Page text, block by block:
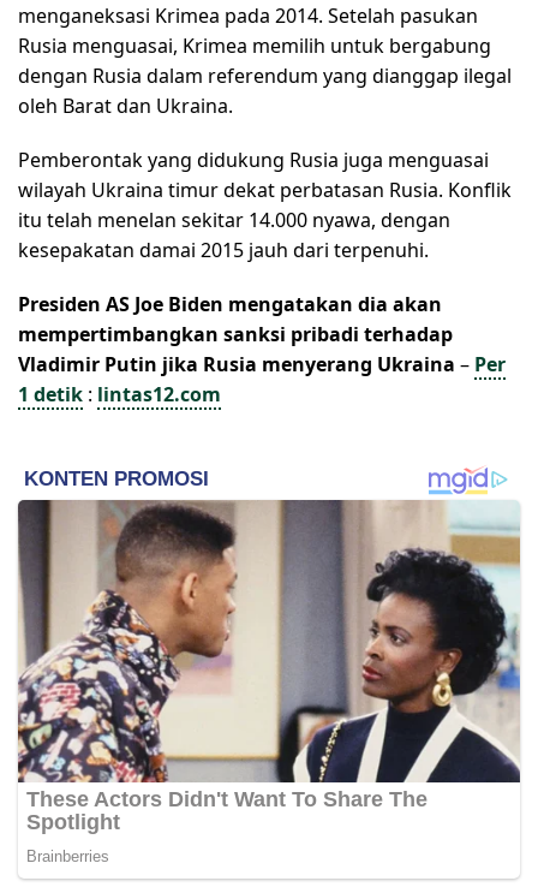
menganeksasi Krimea pada 2014. Setelah pasukan
Rusia menguasai, Krimea memilih untuk bergabung
dengan Rusia dalam referendum yang dianggap ilegal
oleh Barat dan Ukraina.
Pemberontak yang didukung Rusia juga menguasai
wilayah Ukraina timur dekat perbatasan Rusia. Konflik
itu telah menelan sekitar 14.000 nyawa, dengan
kesepakatan damai 2015 jauh dari terpenuhi.
Presiden AS Joe Biden mengatakan dia akan
mempertimbangkan sanksi pribadi terhadap
Vladimir Putin jika Rusia menyerang Ukraina – Per
1 detik : lintas12.com